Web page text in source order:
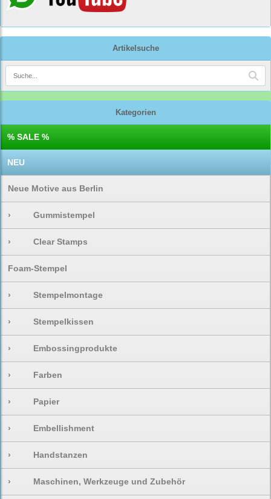
Artikelsuche
Kategorien
% SALE %
NEU
Neue Motive aus Berlin
› Gummistempel
› Clear Stamps
Foam-Stempel
› Stempelmontage
› Stempelkissen
› Embossingprodukte
› Farben
› Papier
› Embellishment
› Handstanzen
› Maschinen, Werkzeuge und Zubehör